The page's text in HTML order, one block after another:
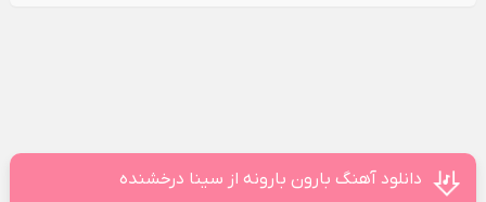
دانلود آهنگ بارون بارونه از سینا درخشنده